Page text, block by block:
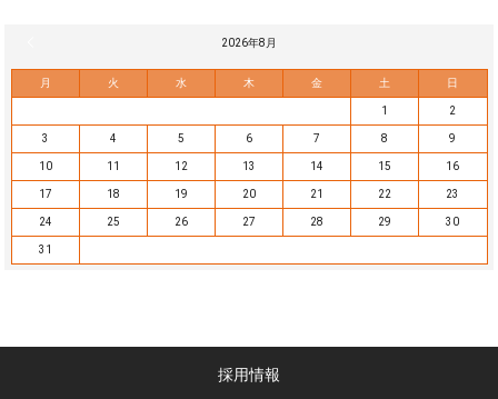
2026年8月
月 火 水 木 金 土 日
1 2
3 4 5 6 7 8 9
10 11 12 13 14 15 16
17 18 19 20 21 22 23
24 25 26 27 28 29 30
31
採用情報